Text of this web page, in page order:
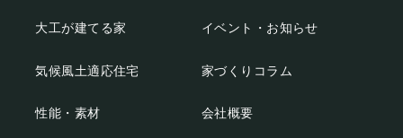
大工が建てる家
気候風土適応住宅
性能・素材
イベント・お知らせ
家づくりコラム
会社概要